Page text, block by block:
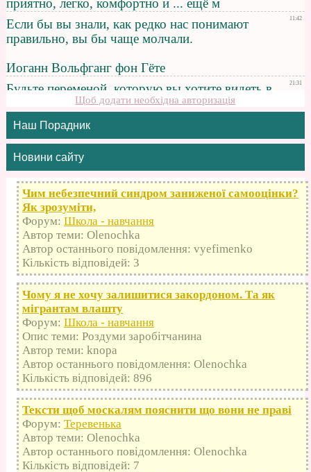
Щоб додати необхідна авторизація
Наш Порадник
Новини сайту
Чим небезпечний синдром заниженої самооцінки?
Як зрозуміти,
Форум: Школа - навчання
Автор теми: Olenochka
Автор останнього повідомлення: vyefimenko
Кількість відповідей: 3
Чому я не хочу залишитися закордоном. Та як
мігрантам влашту
Форум: Школа - навчання
Опис теми: Роздуми заробітчанина
Автор теми: knopa
Автор останнього повідомлення: Olenochka
Кількість відповідей: 896
Тексти щоб москалям пояснити що вони не праві
Форум: Теревенька
Автор теми: Olenochka
Автор останнього повідомлення: Olenochka
Кількість відповідей: 7